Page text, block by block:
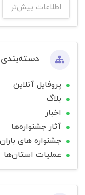
اطلاعات بیش‌تر
دسته‌بندی
پروفایل آنلاین
بلاگ
اخبار
آثار جشنواره‌ها
جشنواره های باران
عملیات استان‌ها